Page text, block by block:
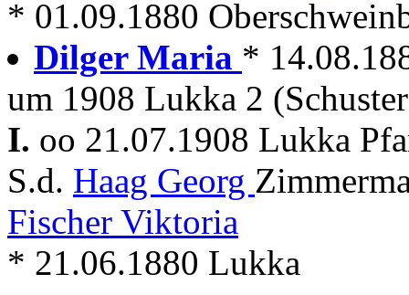
* 01.09.1880
Dilger Maria *
um 1908 Lukka 2
I. oo 21.07.1908 Lukka
S.d. Haag Georg
Fischer Viktoria
* 21.06.1880 Lukka